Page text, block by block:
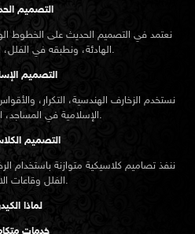
التصميم
نعتمد في التصميم الحديث على الخطوط
الهادئة، ونطبقه في الفلل، المكاتب، والصالات.
التصميم
نستخدم الزخارف الهندسية، التكرار،
الإسلامية في المساجد، الفلل، والمطاعم.
التصميم
ننفذ تصاميم كلاسيكية متوازنة باستخدام
الفلل وقاعات الاستقبال.
لماذا
خدمات